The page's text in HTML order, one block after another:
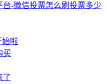
-微信投票怎么刷投票多少
始啦
买
了